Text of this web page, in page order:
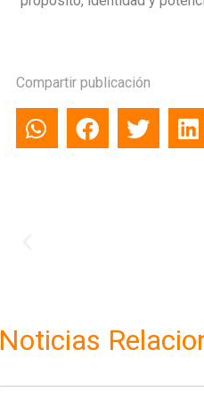
Compartir publicación
Noticias